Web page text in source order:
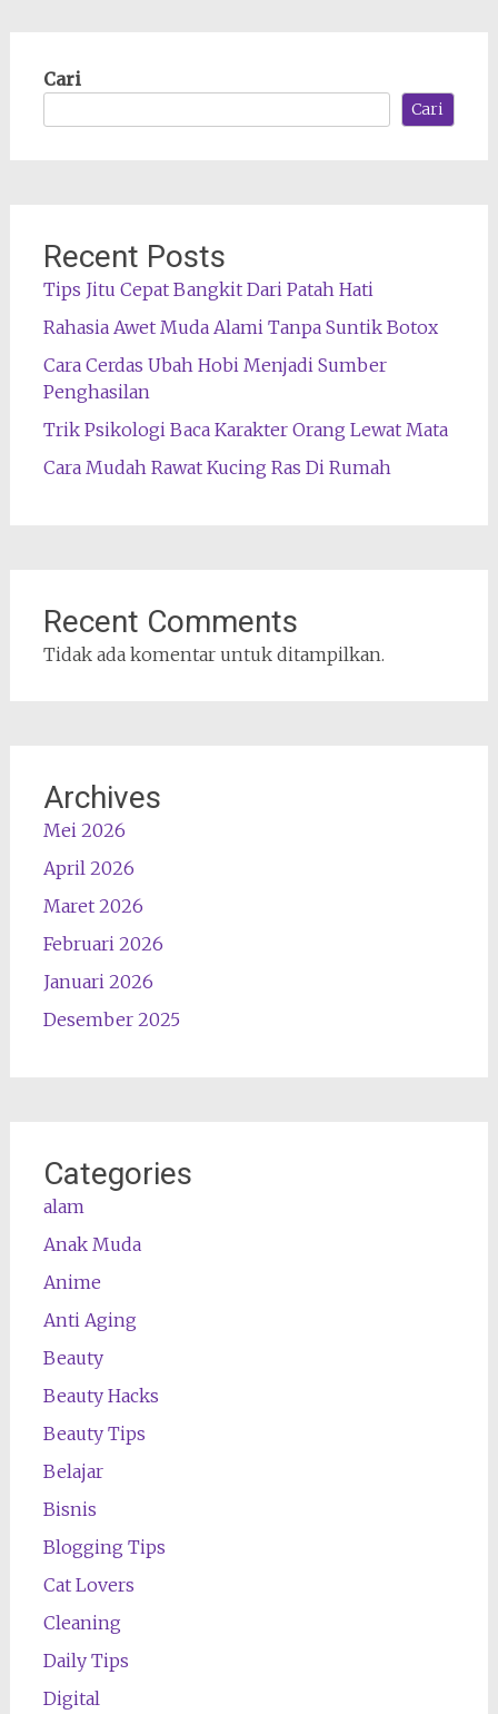
Cari
Cari
Recent Posts
Tips Jitu Cepat Bangkit Dari Patah Hati
Rahasia Awet Muda Alami Tanpa Suntik Botox
Cara Cerdas Ubah Hobi Menjadi Sumber
Penghasilan
Trik Psikologi Baca Karakter Orang Lewat Mata
Cara Mudah Rawat Kucing Ras Di Rumah
Recent Comments
Tidak ada komentar untuk ditampilkan.
Archives
Mei 2026
April 2026
Maret 2026
Februari 2026
Januari 2026
Desember 2025
Categories
alam
Anak Muda
Anime
Anti Aging
Beauty
Beauty Hacks
Beauty Tips
Belajar
Bisnis
Blogging Tips
Cat Lovers
Cleaning
Daily Tips
Digital